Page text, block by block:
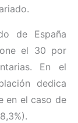
de España
el 30 por
En el
dedica
en el caso de